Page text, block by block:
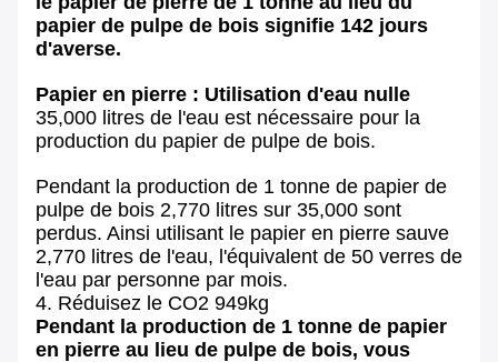
papier de pulpe de bois signifie 142 jours
d'averse.
Papier en pierre : Utilisation d'eau nulle
35,000 litres de l'eau est nécessaire pour la
production du papier de pulpe de bois.
Pendant la production de 1 tonne de papier de
pulpe de bois 2,770 litres sur 35,000 sont
perdus. Ainsi utilisant le papier en pierre sauve
2,770 litres de l'eau, l'équivalent de 50 verres de
l'eau par personne par mois.
4. Réduisez le CO2 949kg
Pendant la production de 1 tonne de papier
en pierre au lieu de pulpe de bois, vous